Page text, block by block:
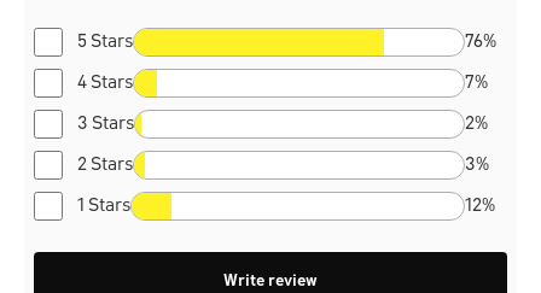
5 Stars 76%
4 Stars 7%
3 Stars 2%
2 Stars 3%
1 Stars 12%
Write review